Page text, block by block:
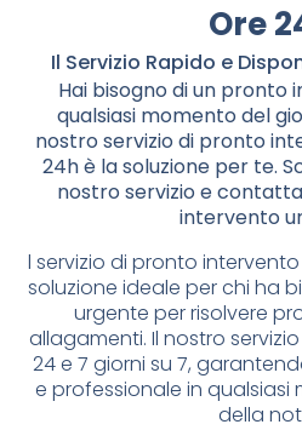
Ore
Il Servizio Rapido e
Hai bisogno di un pronto
qualsiasi momento del
nostro servizio di pronto
24h è la soluzione per te.
nostro servizio e
intervento
l servizio di pronto
soluzione ideale per chi ha
urgente per risolvere
allagamenti. Il nostro
24 e 7 giorni su 7,
e professionale in
della